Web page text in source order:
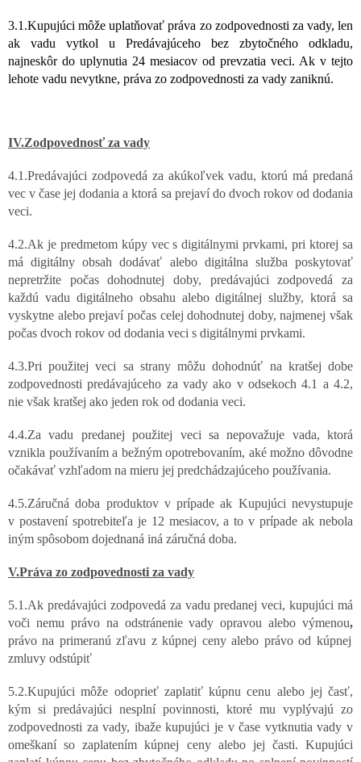
3.1.Kupujúci môže uplatňovať práva zo zodpovednosti za vady, len
ak
vadu vytkol u Predávajúceho bez zbytočného
odkladu,
najneskôr do uplynutia 24 mesiacov od prevzatia veci. Ak v tejto
lehote vadu nevytkne, práva zo zodpovednosti za vady zaniknú.
IV.Zodpovednosť za vady
4.1.Predávajúci zodpovedá za akúkoľvek vadu, ktorú má predaná
vec v čase jej dodania a ktorá sa prejaví do dvoch rokov od dodania
veci.
4.2.Ak je predmetom kúpy vec s digitálnymi prvkami, pri ktorej sa
má digitálny obsah dodávať alebo digitálna služba poskytovať
nepretržite počas dohodnutej doby, predávajúci zodpovedá za
každú vadu digitálneho obsahu alebo digitálnej služby, ktorá sa
vyskytne alebo prejaví počas celej dohodnutej doby, najmenej však
počas dvoch rokov od dodania veci s digitálnymi prvkami.
4.3.Pri použitej veci sa strany môžu dohodnúť na kratšej dobe
zodpovednosti predávajúceho za vady ako v odsekoch 4.1 a 4.2,
nie však kratšej ako jeden rok od dodania veci.
4.4.Za vadu predanej použitej veci sa nepovažuje vada, ktorá
vznikla používaním a bežným opotrebovaním, aké možno dôvodne
očakávať vzhľadom na mieru jej predchádzajúceho používania.
4.5.Záručná doba produktov v prípade ak Kupujúci nevystupuje
v postavení spotrebiteľa je 12 mesiacov, a to v prípade ak nebola
iným spôsobom dojednaná iná záručná doba.
V.Práva zo zodpovednosti za vady
5.1.Ak predávajúci zodpovedá za vadu predanej veci, kupujúci má
voči nemu právo na odstránenie vady opravou alebo výmenou,
právo na primeranú zľavu z kúpnej ceny alebo právo od kúpnej
zmluvy odstúpiť
5.2.Kupujúci môže odoprieť zaplatiť kúpnu cenu alebo jej časť,
kým si predávajúci nesplní povinnosti, ktoré mu vyplývajú zo
zodpovednosti za vady, ibaže kupujúci je v čase vytknutia vady v
omeškaní so zaplatením kúpnej ceny alebo jej časti. Kupujúci